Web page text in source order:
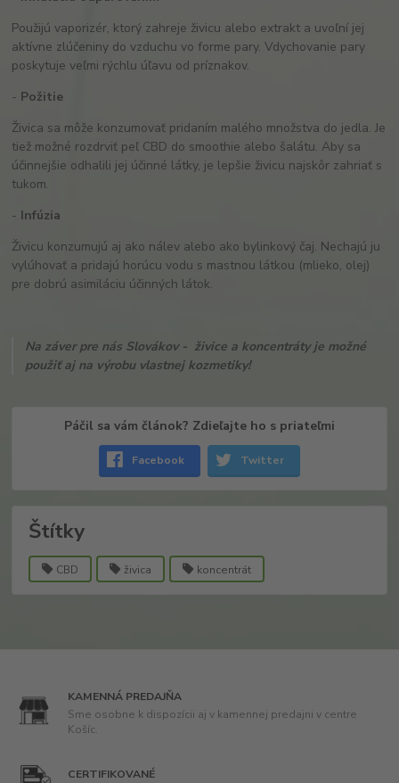
Použijú vaporizér, ktorý zahreje živicu alebo extrakt a uvoľní jej
aktívne zlúčeniny do vzduchu vo forme pary. Vdychovanie pary
poskytuje veľmi rýchlu úľavu od príznakov.
- Požitie
Živica sa môže konzumovať pridaním malého množstva do jedla. Je
tiež možné rozdrviť peľ CBD do smoothie alebo šalátu. Aby sa
účinnejšie odhalili jej účinné látky, je lepšie živicu najskôr zahriať s
tukom.
- Infúzia
Živicu konzumujú aj ako nálev alebo ako bylinkový čaj. Nechajú ju
vylúhovať a pridajú horúcu vodu s mastnou látkou (mlieko, olej)
pre dobrú asimiláciu účinných látok.
Na záver pre nás Slovákov - živice a koncentráty je možné
použiť aj na výrobu vlastnej kozmetiky!
Páčil sa vám článok? Zdieľajte ho s priateľmi
Facebook Twitter
Štítky
CBD živica koncentrát
KAMENNÁ PREDAJŇA
Sme osobne k dispozícii aj v kamennej predajni v centre
Košíc.
CERTIFIKOVANÉ